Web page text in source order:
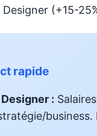
Designer (+15-
rapide
: